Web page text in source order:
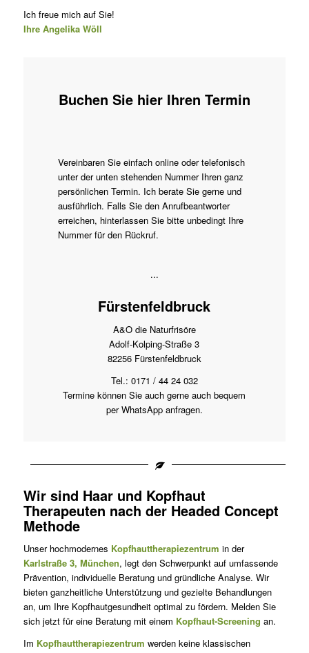
Ich freue mich auf Sie!
Ihre Angelika Wöll
Buchen Sie hier Ihren Termin
Vereinbaren Sie einfach online oder telefonisch
unter der unten stehenden Nummer Ihren ganz
persönlichen Termin. Ich berate Sie gerne und
ausführlich. Falls Sie den Anrufbeantworter
erreichen, hinterlassen Sie bitte unbedingt Ihre
Nummer für den Rückruf.
...
Fürstenfeldbruck
A&O die Naturfrisöre
Adolf-Kolping-Straße 3
82256 Fürstenfeldbruck
Tel.: 0171 / 44 24 032
Termine können Sie auch gerne auch bequem
per WhatsApp anfragen.
Wir sind Haar und Kopfhaut
Therapeuten nach der Headed Concept
Methode
Unser hochmodernes Kopfhauttherapiezentrum in der
Karlstraße 3, München, legt den Schwerpunkt auf umfassende
Prävention, individuelle Beratung und gründliche Analyse. Wir
bieten ganzheitliche Unterstützung und gezielte Behandlungen
an, um Ihre Kopfhautgesundheit optimal zu fördern. Melden Sie
sich jetzt für eine Beratung mit einem Kopfhaut-Screening an.
Im Kopfhauttherapiezentrum werden keine klassischen